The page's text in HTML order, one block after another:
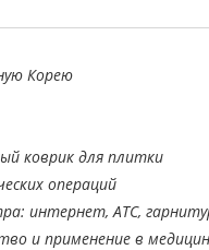
Корею
коврик для плитки
операций
интернет, АТС,
и применение в